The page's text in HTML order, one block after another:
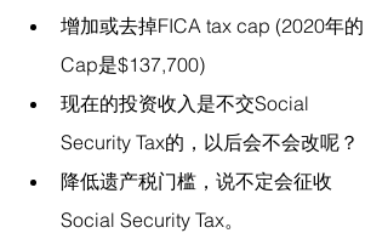
增加或去掉FICA tax cap (2020年的
Cap是$137,700)
现在的投资收入是不交Social
Security Tax的，以后会不会改呢？
降低遗产税门槛，说不定会征收
Social Security Tax。